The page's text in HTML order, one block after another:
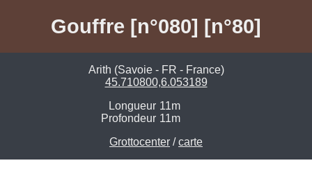
Gouffre [n°080] [n°80]
Arith (Savoie - FR - France)
45.710800,6.053189
Longueur 11m
Profondeur 11m
Grottocenter /carte